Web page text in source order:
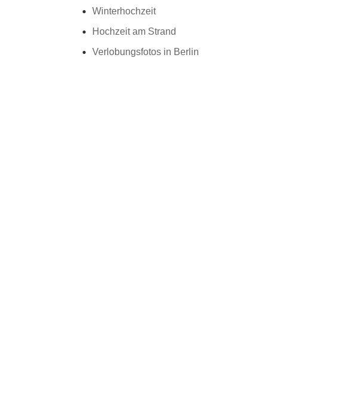
Winterhochzeit
Hochzeit am Strand
Verlobungsfotos in Berlin